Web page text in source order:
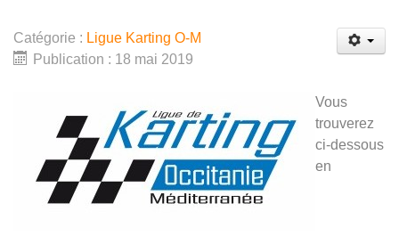
Catégorie : Ligue Karting O-M
Publication : 18 mai 2019
Vous
trouverez
ci-dessous
en